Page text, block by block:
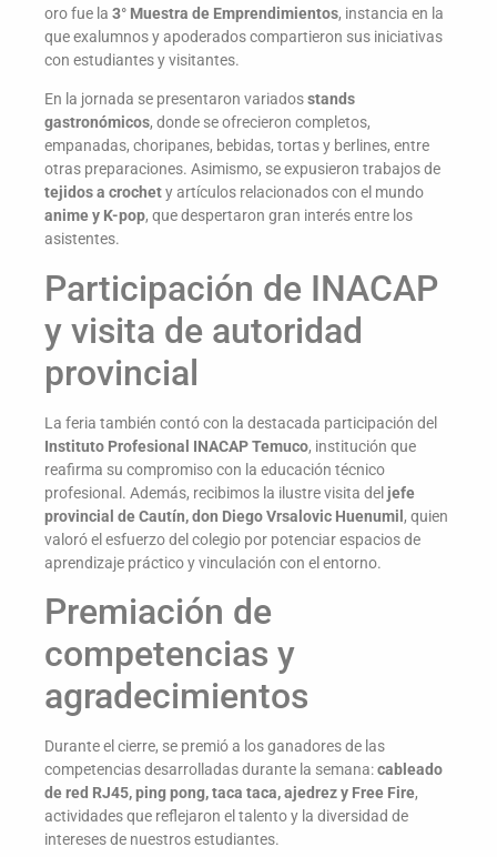
oro fue la 3° Muestra de Emprendimientos, instancia en la
que exalumnos y apoderados compartieron sus iniciativas
con estudiantes y visitantes.
En la jornada se presentaron variadosstands
gastronómicos, donde se ofrecieron completos,
empanadas, choripanes, bebidas, tortas y berlines, entre
otras preparaciones. Asimismo, se expusieron trabajos de
tejidos a crochety artículos relacionados con el mundo
anime y K-pop, que despertaron gran interés entre los
asistentes.
Participación de INACAP
y visita de autoridad
provincial
La feria también contó con la destacada participación del
Instituto Profesional INACAP Temuco, institución que
reafirma su compromiso con la educación técnico
profesional. Además, recibimos la ilustre visita del jefe
provincial de Cautín, don Diego Vrsalovic Huenumil, quien
valoró el esfuerzo del colegio por potenciar espacios de
aprendizaje práctico y vinculación con el entorno.
Premiación de
competencias y
agradecimientos
Durante el cierre, se premió a los ganadores de las
competencias desarrolladas durante la semana:cableado
de red RJ45, ping pong, taca taca, ajedrez y Free Fire,
actividades que reflejaron el talento y la diversidad de
intereses de nuestros estudiantes.